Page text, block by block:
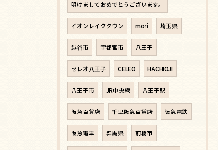
明けましておめでとうございます。
イオンレイクタウン mori 埼玉県
越谷市 宇都宮市 八王子
セレオ八王子 CELEO HACHIOJI
八王子市 JR中央線 八王子駅
阪急百貨店 千里阪急百貨店 阪急電鉄
阪急電車 群馬県 前橋市